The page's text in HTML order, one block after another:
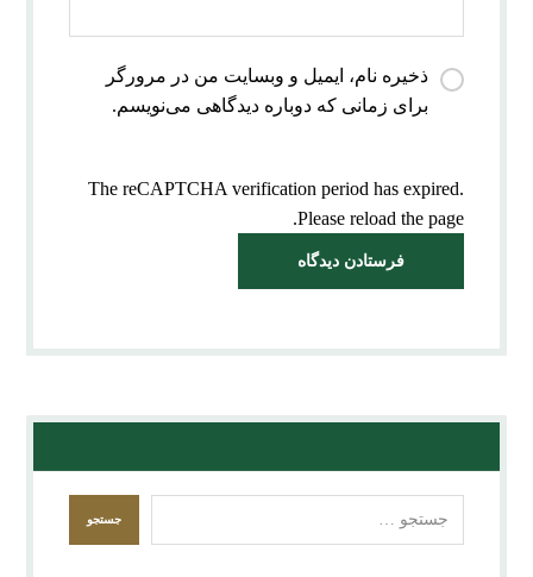
ذخیره نام، ایمیل و وبسایت من در مرورگر
برای زمانی که دوباره دیدگاهی می‌نویسم.
The reCAPTCHA verification period has expired.
Please reload the page.